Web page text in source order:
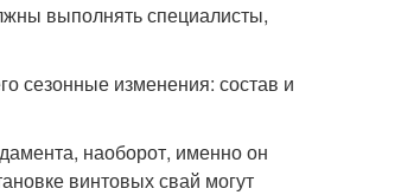
выполнять специалисты,
сезонные изменения: состав и
наоборот, именно он
винтовых свай могут